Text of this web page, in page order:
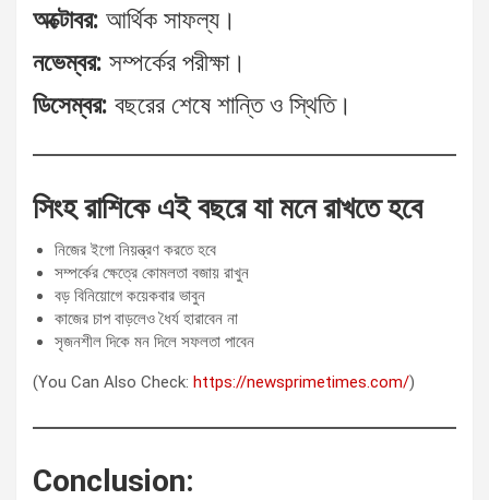
অক্টোবর: আর্থিক সাফল্য।
নভেম্বর: সম্পর্কের পরীক্ষা।
ডিসেম্বর: বছরের শেষে শান্তি ও স্থিতি।
সিংহ রাশিকে এই বছরে যা মনে রাখতে হবে
নিজের ইগো নিয়ন্ত্রণ করতে হবে
সম্পর্কের ক্ষেত্রে কোমলতা বজায় রাখুন
বড় বিনিয়োগে কয়েকবার ভাবুন
কাজের চাপ বাড়লেও ধৈর্য হারাবেন না
সৃজনশীল দিকে মন দিলে সফলতা পাবেন
(You Can Also Check: https://newsprimetimes.com/)
Conclusion: